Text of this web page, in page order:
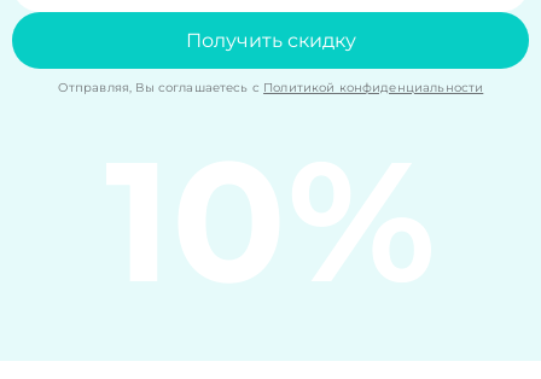
Получить скидку
Отправляя, Вы соглашаетесь с Политикой конфиденциальности
10%